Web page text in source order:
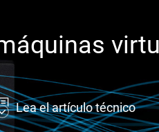
Lea el artículo técnico